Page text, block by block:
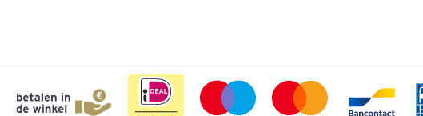
Afspraak inplannen